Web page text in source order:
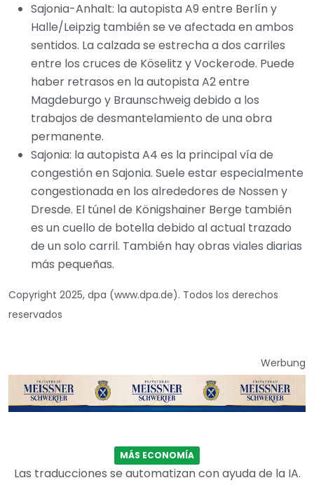
Sajonia-Anhalt: la autopista A9 entre Berlín y
Halle/Leipzig también se ve afectada en ambos
sentidos. La calzada se estrecha a dos carriles
entre los cruces de Köselitz y Vockerode. Puede
haber retrasos en la autopista A2 entre
Magdeburgo y Braunschweig debido a los
trabajos de desmantelamiento de una obra
permanente.
Sajonia: la autopista A4 es la principal vía de
congestión en Sajonia. Suele estar especialmente
congestionada en los alrededores de Nossen y
Dresde. El túnel de Königshainer Berge también
es un cuello de botella debido al actual trazado
de un solo carril. También hay obras viales diarias
más pequeñas.
Copyright 2025, dpa (www.dpa.de). Todos los derechos
reservados
Werbung
MÁS ECONOMÍA
Las traducciones se automatizan con ayuda de la IA.